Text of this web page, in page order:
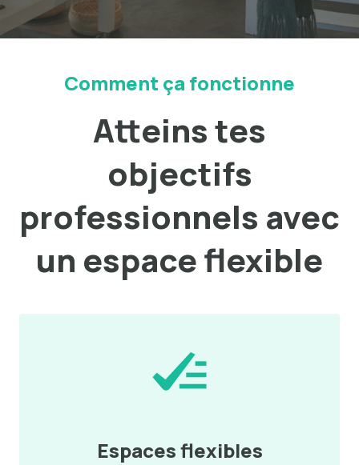
Comment ça fonctionne
Atteins tes
objectifs
professionnels avec
un espace flexible
Espaces flexibles